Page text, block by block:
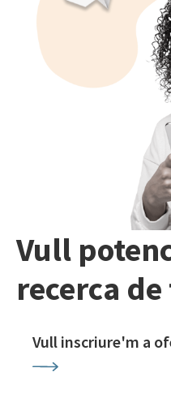
Vull
recerca
Vull inscriure'm a